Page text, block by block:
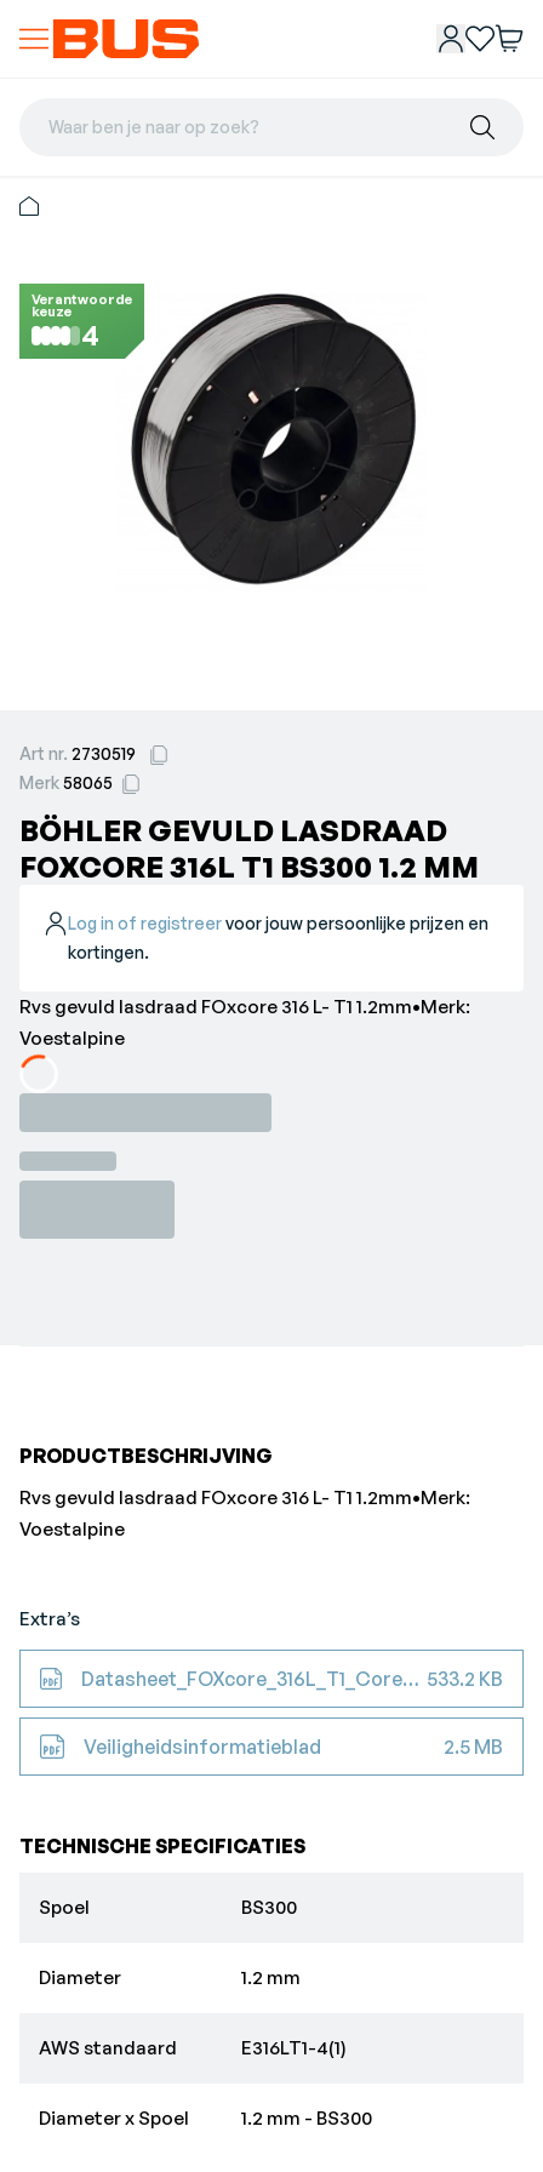
Waar ben je naar op zoek?
Verantwoorde
keuze
4
Art nr. 2730519
Merk58065
BÖHLER GEVULD LASDRAAD
FOXCORE 316L T1 BS300 1.2 MM
Log in of registreervoor jouw persoonlijke prijzen en
kortingen.
Rvs gevuld lasdraad FOxcore 316 L- T1 1.2mm•Merk:
Voestalpine
PRODUCTBESCHRIJVING
Rvs gevuld lasdraad FOxcore 316 L- T1 1.2mm•Merk:
Voestalpine
Extra’s
Datasheet_FOXcore_316L_T1_Cored_Wire 533.2 KB
Veiligheidsinformatieblad 2.5 MB
TECHNISCHE SPECIFICATIES
Spoel BS300
Diameter 1.2 mm
AWS standaard E316LT1-4(1)
Diameter x Spoel 1.2 mm - BS300